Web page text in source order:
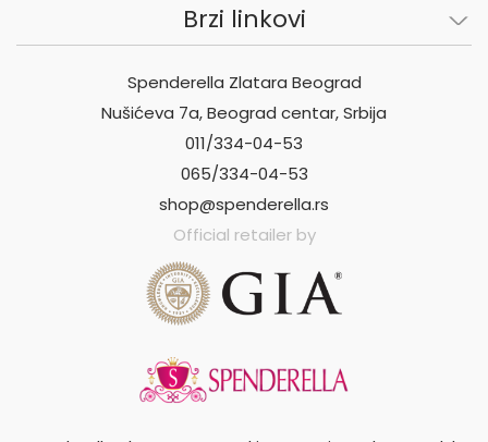
Brzi linkovi
Spenderella Zlatara Beograd
Nušićeva 7a, Beograd centar, Srbija
011/334-04-53
065/334-04-53
shop@spenderella.rs
Official retailer by